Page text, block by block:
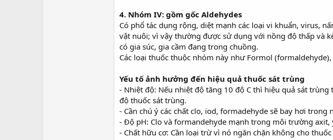
4. Nhóm IV: gồm gốc Aldehydes
Có phổ tác dụng rộng, diệt mạnh các loại vi khuẩn, virus,
vật nuôi; vì vậy thường được sử dụng với nồng độ thấp và
có gia súc, gia cầm đang trong chuồng.
Các loại thuốc thuộc nhóm này như Formol
Yếu tố ảnh hưởng đến hiệu quả thuốc sát trùng
- Nhiệt độ: Nếu nhiệt độ tăng 10 độ C thì hiệu quả sát
độ thuốc sát trùng.
- Cần chú ý các chất clo, iod, formadehyde sẽ bay hơi
- Độ pH: Clo và formandehyde mạnh trong môi trường
- Chất hữu cơ: Cần loại trừ vì nó ngăn chặn không cho